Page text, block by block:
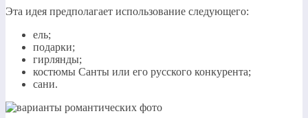
Эта идея предполагает использование следующего:
ель;
подарки;
гирлянды;
костюмы Санты или его русского конкурента;
сани.